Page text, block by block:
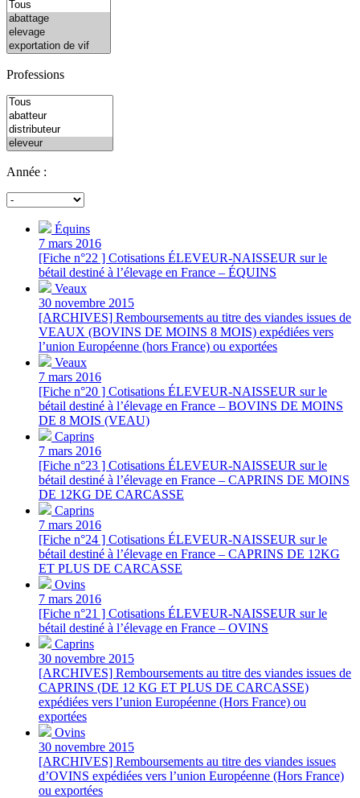
Professions
Année :
Équins
7 mars 2016
[Fiche n°22 ] Cotisations ÉLEVEUR-NAISSEUR sur le
bétail destiné à l’élevage en France – ÉQUINS
Veaux
30 novembre 2015
[ARCHIVES] Remboursements au titre des viandes issues de
VEAUX (BOVINS DE MOINS 8 MOIS) expédiées vers
l’union Européenne (hors France) ou exportées
Veaux
7 mars 2016
[Fiche n°20 ] Cotisations ÉLEVEUR-NAISSEUR sur le
bétail destiné à l’élevage en France – BOVINS DE MOINS
DE 8 MOIS (VEAU)
Caprins
7 mars 2016
[Fiche n°23 ] Cotisations ÉLEVEUR-NAISSEUR sur le
bétail destiné à l’élevage en France – CAPRINS DE MOINS
DE 12KG DE CARCASSE
Caprins
7 mars 2016
[Fiche n°24 ] Cotisations ÉLEVEUR-NAISSEUR sur le
bétail destiné à l’élevage en France – CAPRINS DE 12KG
ET PLUS DE CARCASSE
Ovins
7 mars 2016
[Fiche n°21 ] Cotisations ÉLEVEUR-NAISSEUR sur le
bétail destiné à l’élevage en France – OVINS
Caprins
30 novembre 2015
[ARCHIVES] Remboursements au titre des viandes issues de
CAPRINS (DE 12 KG ET PLUS DE CARCASSE)
expédiées vers l’union Européenne (Hors France) ou
exportées
Ovins
30 novembre 2015
[ARCHIVES] Remboursements au titre des viandes issues
d’OVINS expédiées vers l’union Européenne (Hors France)
ou exportées